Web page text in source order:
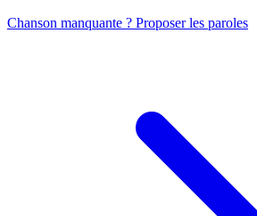
Chanson manquante ? Proposer les paroles